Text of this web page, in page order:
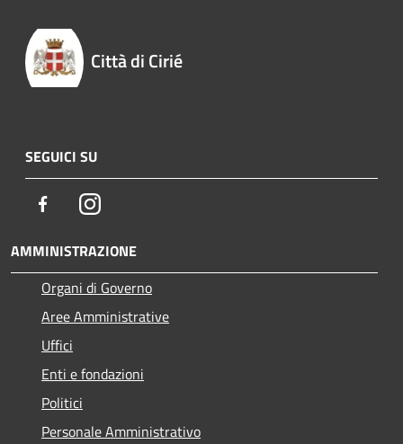
Città di Cirié
SEGUICI SU
FacebookInstagram
AMMINISTRAZIONE
Organi di Governo
Aree Amministrative
Uffici
Enti e fondazioni
Politici
Personale Amministrativo